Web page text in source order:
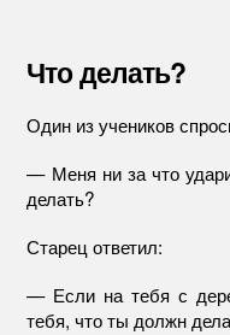
Что делать?
Один из учеников
— Меня ни за что
делать?
Старец ответил:
— Если на тебя с
тебя, что ты должн